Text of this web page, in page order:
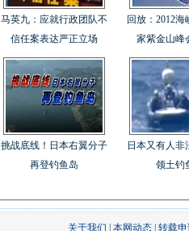
马英九：应就行政团队不
信任案表达严正立场
回放：2012
家紫金山峰
挑战底线！日本右翼分子
再登钓鱼岛
日本又有人非
领土钓
关于我们 本网动态 转载